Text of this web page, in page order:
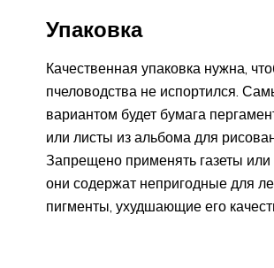
Упаковка
Качественная упаковка нужна,
пчеловодства не испортился.
вариантом будет бумага
или листы из альбома для
Запрещено применять газеты
они содержат непригодные для
пигменты, ухудшающие его